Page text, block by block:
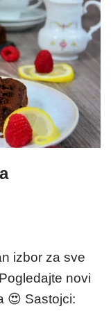
izbor za sve
novi
😍 Sastojci: